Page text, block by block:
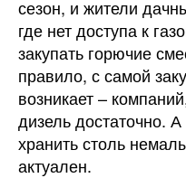
сезон, и жители
где нет доступа к
закупать горючие
правило, с самой
возникает –
дизель достаточно.
хранить столь
актуален.